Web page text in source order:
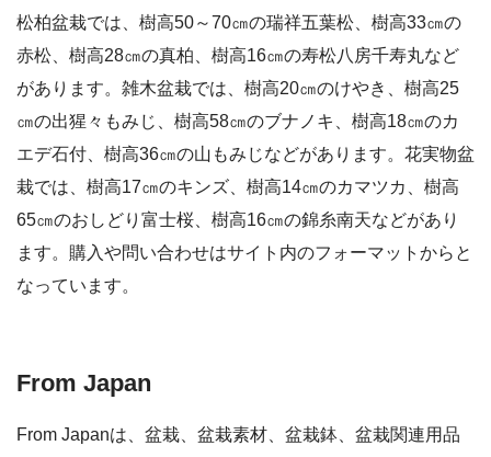
松柏盆栽では、樹高50～70㎝の瑞祥五葉松、樹高33㎝の
赤松、樹高28㎝の真柏、樹高16㎝の寿松八房千寿丸など
があります。雑木盆栽では、樹高20㎝のけやき、樹高25
㎝の出猩々もみじ、樹高58㎝のブナノキ、樹高18㎝のカ
エデ石付、樹高36㎝の山もみじなどがあります。花実物盆
栽では、樹高17㎝のキンズ、樹高14㎝のカマツカ、樹高
65㎝のおしどり富士桜、樹高16㎝の錦糸南天などがあり
ます。購入や問い合わせはサイト内のフォーマットからと
なっています。
From Japan
From Japanは、盆栽、盆栽素材、盆栽鉢、盆栽関連用品